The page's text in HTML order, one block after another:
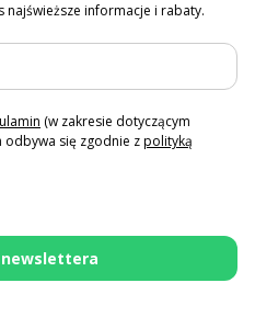
najświeższe informacje i rabaty.
(w zakresie dotyczącym
odbywa się zgodnie zpolityką
newslettera